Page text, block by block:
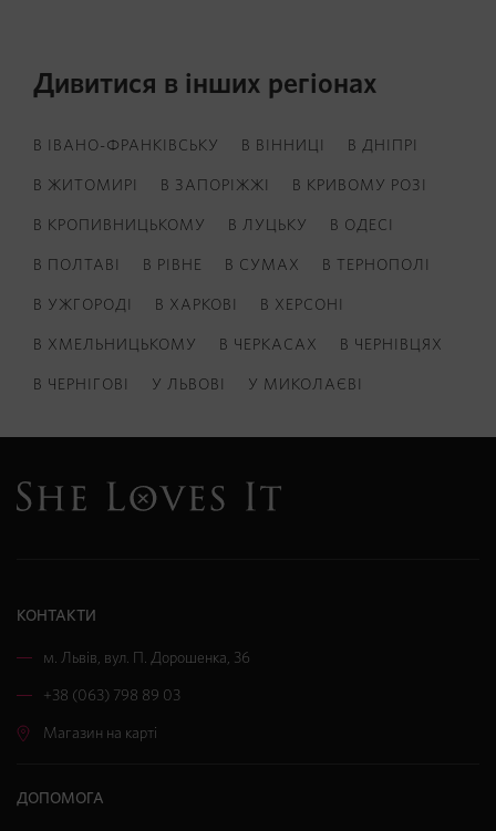
Дивитися в інших регіонах
В ІВАНО-ФРАНКІВСЬКУ В ВІННИЦІ В ДНІПРІ
В ЖИТОМИРІ В ЗАПОРІЖЖІ В КРИВОМУ РОЗІ
В КРОПИВНИЦЬКОМУ В ЛУЦЬКУ В ОДЕСІ
В ПОЛТАВІ В РІВНЕ В СУМАХ В ТЕРНОПОЛІ
В УЖГОРОДІ В ХАРКОВІ В ХЕРСОНІ
В ХМЕЛЬНИЦЬКОМУ В ЧЕРКАСАХ В ЧЕРНІВЦЯХ
В ЧЕРНІГОВІ У ЛЬВОВІ У МИКОЛАЄВІ
КОНТАКТИ
м. Львів, вул. П. Дорошенка, 36
+38 (063) 798 89 03
Магазин на карті
ДОПОМОГА